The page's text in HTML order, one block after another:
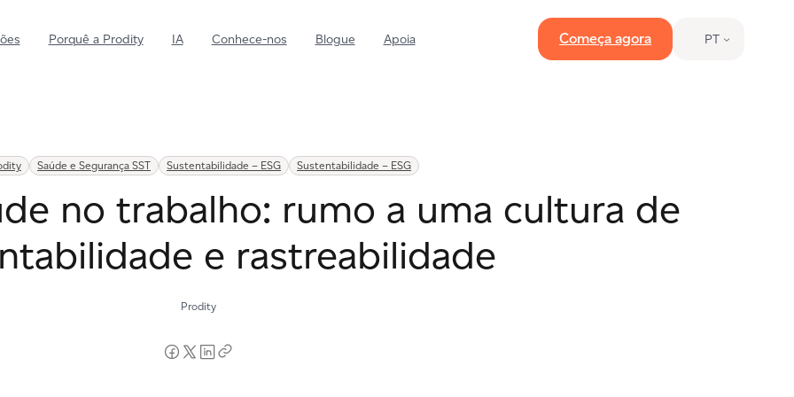
Porquê a Prodity IA Conhece-nos Blogue Apoia Começa agora PT
Sustentabilidade
Desenvolve acções sustentáveis
e responsáveis
Saúde e segurança
sanitária dos teus empregados.
Qualidade
Saúde e Segurança SST Sustentabilidade – ESG Sustentabilidade – ESG
no trabalho: rumo a uma cultura de
e rastreabilidade
Prodity